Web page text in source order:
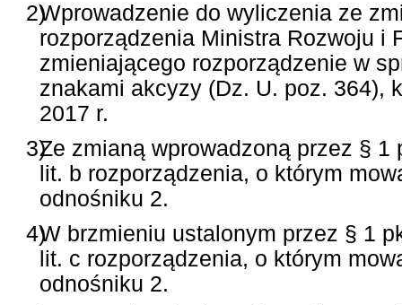
2)Wprowadzenie do wyliczenia ze
rozporządzenia Ministra Rozwoju i
zmieniającego rozporządzenie w
znakami akcyzy (Dz. U. poz. 364),
2017 r.
3)Ze zmianą wprowadzoną przez § 1
lit. b rozporządzenia, o którym
odnośniku 2.
4)W brzmieniu ustalonym przez § 1
lit. c rozporządzenia, o którym
odnośniku 2.